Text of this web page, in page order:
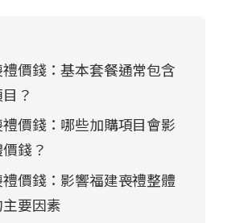
價錢：基本套餐通常包含
？
價錢：哪些加購項目會影
錢？
價錢：影響福建喪禮整體
要因素